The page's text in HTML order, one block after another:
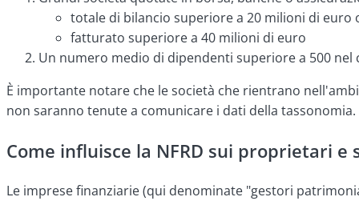
totale di bilancio superiore a 20 milioni di euro
fatturato superiore a 40 milioni di euro
Un numero medio di dipendenti superiore a 500 nel
È importante notare che le società che rientrano
non saranno tenute a comunicare i dati della tassonomia.
Come influisce la NFRD sui proprietari e
Le imprese finanziarie (qui denominate "gestori